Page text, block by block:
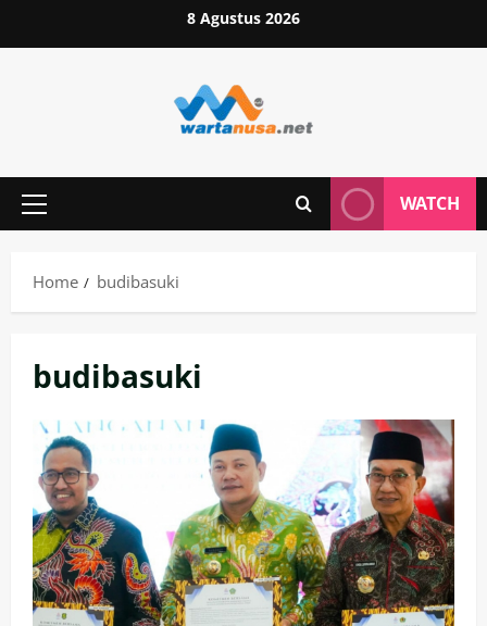
to
8 Agustus 2026
Primary
WATCH
Home budibasuki
budibasuki